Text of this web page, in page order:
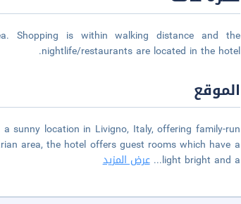
Shopping is within walking distance and the
nightlife/restaurants are located in the hotel.
الموقع
sunny location in Livigno, Italy, offering family-run
area, the hotel offers guest rooms which have a
light bright and a
...عرض المزيد